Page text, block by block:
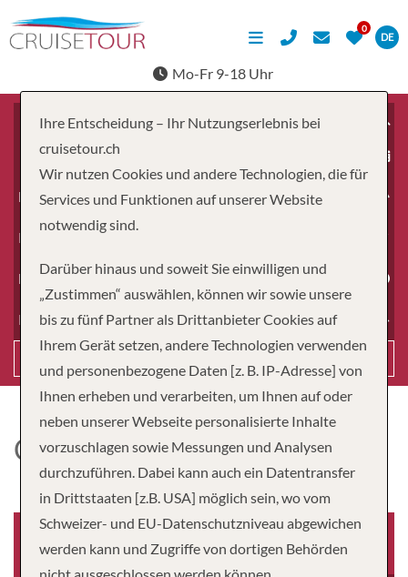
DE
Mo-Fr 9-18 Uhr
Erwachsene
Kinder
Dauer
Reiseart
CARNIVAL BREEZE
Ihre Entscheidung – Ihr Nutzungserlebnis bei
cruisetour.ch
Wir nutzen Cookies und andere Technologien, die für
Services und Funktionen auf unserer Website
notwendig sind.
Darüber hinaus und soweit Sie einwilligen und
„Zustimmen“ auswählen, können wir sowie unsere
bis zu fünf Partner als Drittanbieter Cookies auf
Ihrem Gerät setzen, andere Technologien verwenden
und personenbezogene Daten [z. B. IP-Adresse] von
Ihnen erheben und verarbeiten, um Ihnen auf oder
neben unserer Webseite personalisierte Inhalte
vorzuschlagen sowie Messungen und Analysen
durchzuführen. Dabei kann auch ein Datentransfer
in Drittstaaten [z.B. USA] möglich sein, wo vom
Schweizer- und EU-Datenschutzniveau abgewichen
werden kann und Zugriffe von dortigen Behörden